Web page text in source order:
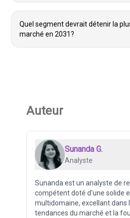
Quel segment devrait détenir la
marché en 2031?
Auteur
Sunanda G.
Analyste
Sunanda est un analyste de
compétent doté d'une solide
multidomaine, excellant dans
tendances du marché et la